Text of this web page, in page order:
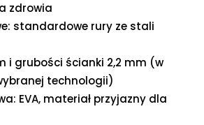
zdrowia
standardowe rury ze stali
i grubości ścianki 2,2 mm (w
technologii)
EVA, materiał przyjazny dla